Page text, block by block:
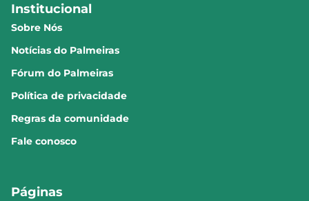
Institucional
Sobre Nós
Notícias do Palmeiras
Fórum do Palmeiras
Política de privacidade
Regras da comunidade
Fale conosco
Páginas